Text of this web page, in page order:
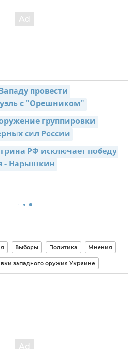
провести
с "Орешником"
группировки
сил России
РФ исключает победу
- Нарышкин
Выборы Политика Мнения
западного оружия Украине